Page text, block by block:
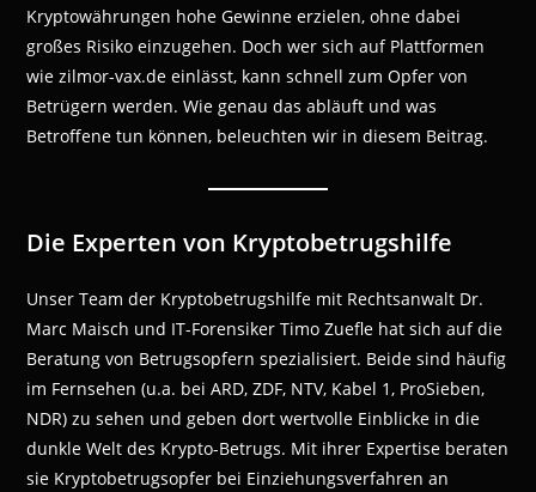
Kryptowährungen hohe Gewinne erzielen, ohne dabei
großes Risiko einzugehen. Doch wer sich auf Plattformen
wie zilmor-vax.de einlässt, kann schnell zum Opfer von
Betrügern werden. Wie genau das abläuft und was
Betroffene tun können, beleuchten wir in diesem Beitrag.
Die Experten von Kryptobetrugshilfe
Unser Team der Kryptobetrugshilfe mit Rechtsanwalt Dr.
Marc Maisch und IT-Forensiker Timo Zuefle hat sich auf die
Beratung von Betrugsopfern spezialisiert. Beide sind häufig
im Fernsehen (u.a. bei ARD, ZDF, NTV, Kabel 1, ProSieben,
NDR) zu sehen und geben dort wertvolle Einblicke in die
dunkle Welt des Krypto-Betrugs. Mit ihrer Expertise beraten
sie Kryptobetrugsopfer bei Einziehungsverfahren an